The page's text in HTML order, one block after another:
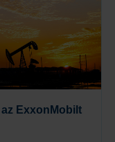
ExxonMobilt